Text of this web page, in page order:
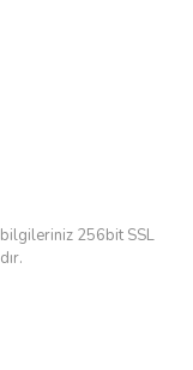
bilgileriniz 256bit SSL